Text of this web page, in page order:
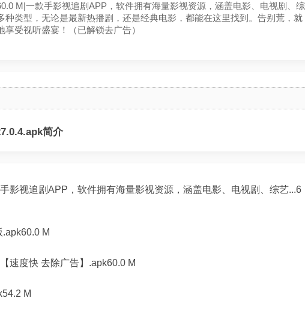
M|一款手影视追剧APP，软件拥有海量影视资源，涵盖电影、电视剧、综
种类型，无论是最新热播剧，还是经典电影，都能在这里找到。告别荒，就
享受视听盛宴！（已解锁去广告）
简介
影视追剧APP，软件拥有海量影视资源，涵盖电影、电视剧、综艺...6
M
速度快 去除广告】.apk60.0 M
M